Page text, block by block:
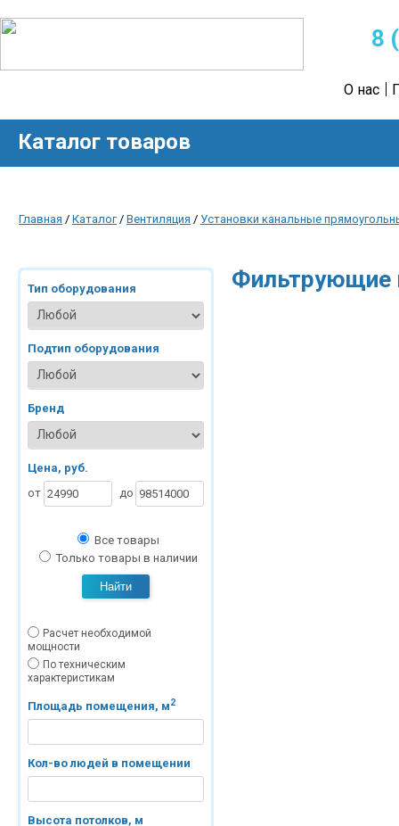
8
О нас
Каталог товаров
Главная / Каталог/ Вентиляция / Установки канальные
Тип оборудования
Подтип оборудования
Бренд
Цена, руб.
от
до
Все товары
Только товары в наличии
Найти
Расчет необходимой
мощности
По техническим
характеристикам
Площадь помещения, м2
Кол-во людей в помещении
Высота потолков, м
Фильтрующие